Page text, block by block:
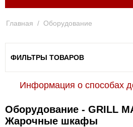
Главная / Оборудование
ФИЛЬТРЫ ТОВАРОВ
Информация о способах
Оборудование - GRILL
Жарочные шкафы